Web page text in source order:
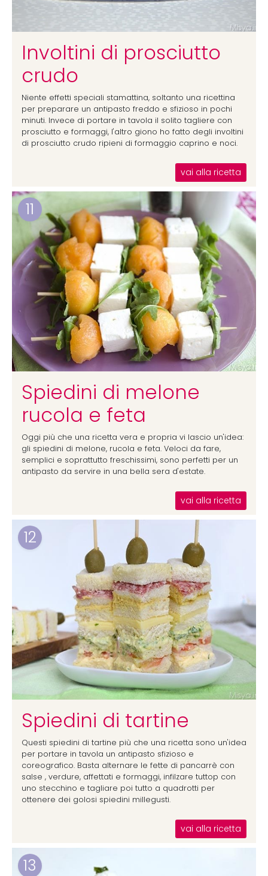
Involtini di prosciutto
crudo
Niente effetti speciali stamattina, soltanto una ricettina
per preparare un antipasto freddo e sfizioso in pochi
minuti. Invece di portare in tavola il solito tagliere con
prosciutto e formaggi, l'altro giono ho fatto degli involtini
di prosciutto crudo ripieni di formaggio caprino e noci.
vai alla ricetta
11
Spiedini di melone
rucola e feta
Oggi più che una ricetta vera e propria vi lascio un'idea:
gli spiedini di melone, rucola e feta. Veloci da fare,
semplici e soprattutto freschissimi, sono perfetti per un
antipasto da servire in una bella sera d'estate.
vai alla ricetta
12
Spiedini di tartine
Questi spiedini di tartine più che una ricetta sono un'idea
per portare in tavola un antipasto sfizioso e
coreografico. Basta alternare le fette di pancarrè con
salse , verdure, affettati e formaggi, infilzare tuttop con
uno stecchino e tagliare poi tutto a quadrotti per
ottenere dei golosi spiedini millegusti.
vai alla ricetta
13